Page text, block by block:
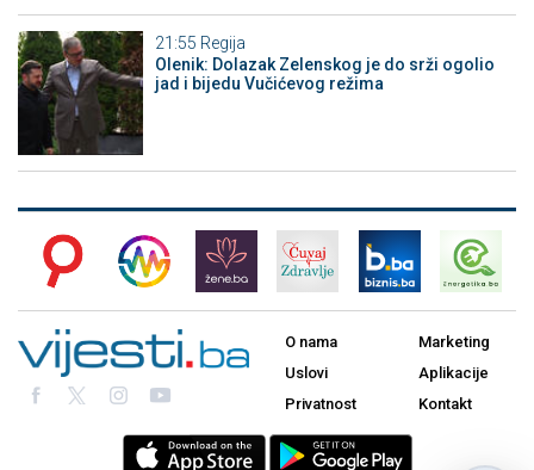
21:55 Regija
Olenik: Dolazak Zelenskog je do srži ogolio
jad i bijedu Vučićevog režima
O nama
Uslovi
Privatnost
Marketing
Aplikacije
Kontakt